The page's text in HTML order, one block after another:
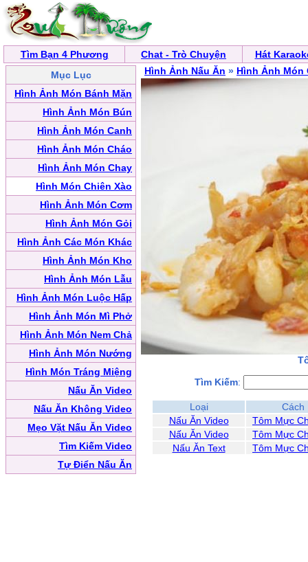
Tìm Bạn 4 Phương Chat - Trò Chuyện
Hát
Mục Lục
Hình Ảnh Món Bánh Mặn
Hình Ảnh Món Bún
Hình Ảnh Món Canh
Hình Ảnh Món Cháo
Hình Ảnh Món Chay
Hình Món Chiên Xào
Hình Ảnh Món Cơm
Hình Ảnh Món Gỏi
Hình Ảnh Các Món Khác
Hình Ảnh Món Kho
Hình Ảnh Món Lẫu
Hình Ảnh Món Luộc Hấp
Hình Ảnh Món Mì Phở
Hình Ảnh Món Nem Chả
Hình Ảnh Món Nướng
Hình Món Tráng Miệng
Nấu Ăn Video
Nấu Ăn Không Video
Mẹo Vặt Nấu Ăn Video
Tìm Kiếm Video
Tự Điển Nấu Ăn
Hình Ảnh Nấu Ăn » Hình Ảnh Món
Tìm Kiếm:
Loại
Cách
Nấu Ăn Video
Tôm Mực
Nấu Ăn Video
Tôm Mực
Nấu Ăn Text
Tôm Mực